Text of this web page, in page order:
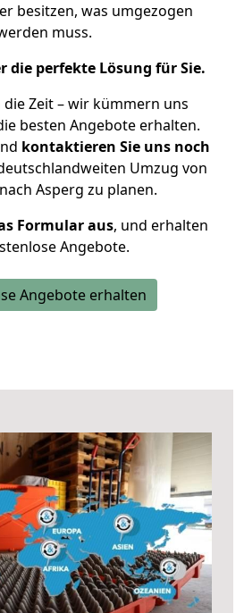
besitzen, was umgezogen
muss.
die perfekte Lösung für Sie.
die Zeit – wir kümmern uns
besten Angebote erhalten.
kontaktieren Sie uns noch
Umzug von
Asperg zu planen.
Formular aus, und erhalten
Angebote.
Angebote erhalten